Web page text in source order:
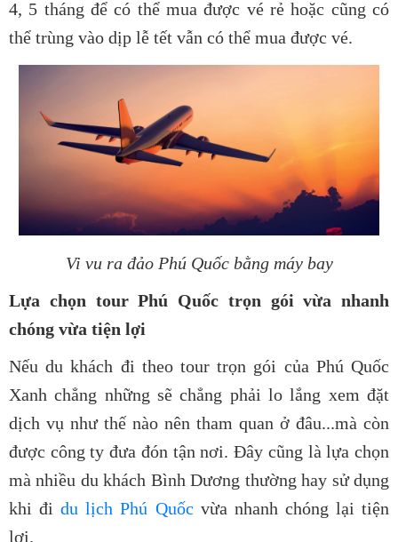
4, 5 tháng để có thể mua được vé rẻ hoặc cũng có
thể trùng vào dịp lễ tết vẫn có thể mua được vé.
Vi vu ra đảo Phú Quốc bằng máy bay
Lựa chọn tour Phú Quốc trọn gói vừa nhanh
chóng vừa tiện lợi
Nếu du khách đi theo tour trọn gói của Phú Quốc
Xanh chẳng những sẽ chẳng phải lo lắng xem đặt
dịch vụ như thế nào nên tham quan ở đâu...mà còn
được công ty đưa đón tận nơi. Đây cũng là lựa chọn
mà nhiều du khách Bình Dương thường hay sử dụng
khi đidu lịch Phú Quốc vừa nhanh chóng lại tiện
lợi.